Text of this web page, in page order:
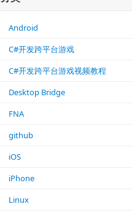
Android
C#开发跨平台游戏
C#开发跨平台游戏视频教程
Desktop Bridge
FNA
github
iOS
iPhone
Linux